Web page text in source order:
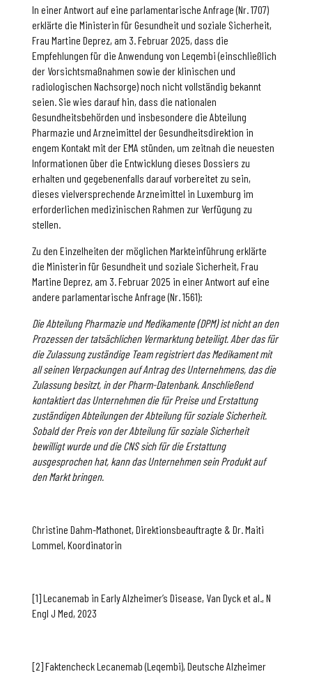
In einer Antwort auf eine parlamentarische Anfrage (Nr. 1707)
erklärte die Ministerin für Gesundheit und soziale Sicherheit,
Frau Martine Deprez, am 3. Februar 2025, dass die
Empfehlungen für die Anwendung von Leqembi (einschließlich
der Vorsichtsmaßnahmen sowie der klinischen und
radiologischen Nachsorge) noch nicht vollständig bekannt
seien. Sie wies darauf hin, dass die nationalen
Gesundheitsbehörden und insbesondere die Abteilung
Pharmazie und Arzneimittel der Gesundheitsdirektion in
engem Kontakt mit der EMA stünden, um zeitnah die neuesten
Informationen über die Entwicklung dieses Dossiers zu
erhalten und gegebenenfalls darauf vorbereitet zu sein,
dieses vielversprechende Arzneimittel in Luxemburg im
erforderlichen medizinischen Rahmen zur Verfügung zu
stellen.
Zu den Einzelheiten der möglichen Markteinführung erklärte
die Ministerin für Gesundheit und soziale Sicherheit, Frau
Martine Deprez, am 3. Februar 2025 in einer Antwort auf eine
andere parlamentarische Anfrage (Nr. 1561):
Die Abteilung Pharmazie und Medikamente (DPM) ist nicht an den
Prozessen der tatsächlichen Vermarktung beteiligt. Aber das für
die Zulassung zuständige Team registriert das Medikament mit
all seinen Verpackungen auf Antrag des Unternehmens, das die
Zulassung besitzt, in der Pharm-Datenbank. Anschließend
kontaktiert das Unternehmen die für Preise und Erstattung
zuständigen Abteilungen der Abteilung für soziale Sicherheit.
Sobald der Preis von der Abteilung für soziale Sicherheit
bewilligt wurde und die CNS sich für die Erstattung
ausgesprochen hat, kann das Unternehmen sein Produkt auf
den Markt bringen.
Christine Dahm-Mathonet, Direktionsbeauftragte & Dr. Maiti
Lommel, Koordinatorin
[1] Lecanemab in Early Alzheimer’s Disease, Van Dyck et al., N
Engl J Med, 2023
[2] Faktencheck Lecanemab (Leqembi), Deutsche Alzheimer